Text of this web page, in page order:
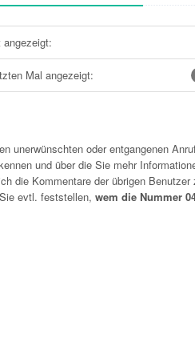
angezeigt:
Mal angezeigt:
unerwünschten oder entgangenen
und über die Sie mehr
die Kommentare der übrigen Benutzer
evtl. feststellen, wem die Nummer